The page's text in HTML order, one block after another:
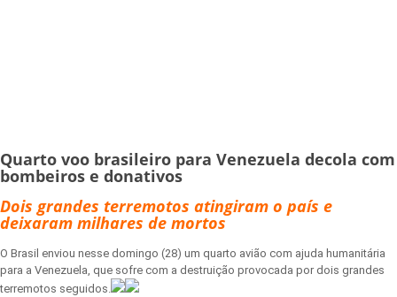
Quarto voo brasileiro para Venezuela decola com
bombeiros e donativos
Dois grandes terremotos atingiram o país e
deixaram milhares de mortos
O Brasil enviou nesse domingo (28) um quarto avião com ajuda humanitária
para a Venezuela, que sofre com a destruição provocada por dois grandes
terremotos seguidos.